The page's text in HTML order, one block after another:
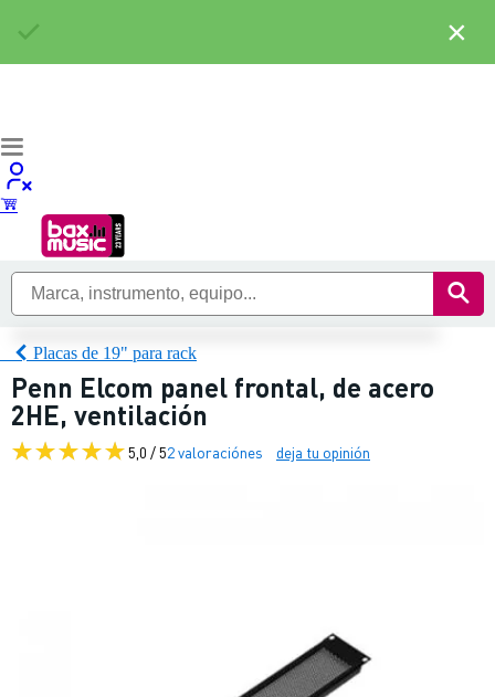
Placas de 19" para rack
Penn Elcom panel frontal, de acero
2HE, ventilación
5,0 / 52 valoraciónes deja tu opinión
×